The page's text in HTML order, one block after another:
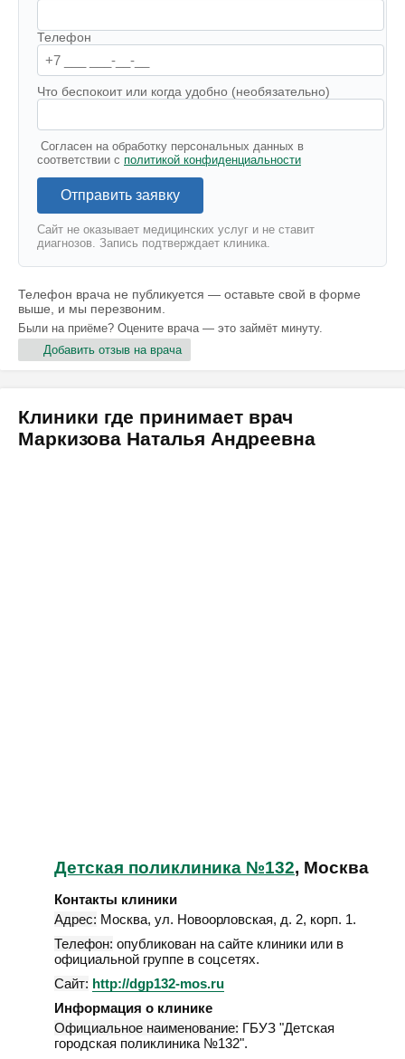
Телефон
Что беспокоит или когда удобно (необязательно)
Согласен на обработку персональных данных в
соответствии с политикой конфиденциальности
Отправить заявку
Сайт не оказывает медицинских услуг и не ставит
диагнозов. Запись подтверждает клиника.
Телефон врача не публикуется — оставьте свой в форме
выше, и мы перезвоним.
Были на приёме? Оцените врача — это займёт минуту.
Добавить отзыв на врача
Клиники где принимает врач
Маркизова Наталья Андреевна
Детская поликлиника №132, Москва
Контакты клиники
Адрес: Москва, ул. Новоорловская, д. 2, корп. 1.
Телефон: опубликован на сайте клиники или в
официальной группе в соцсетях.
Сайт: http://dgp132-mos.ru
Информация о клинике
Официальное наименование: ГБУЗ "Детская
городская поликлиника №132".